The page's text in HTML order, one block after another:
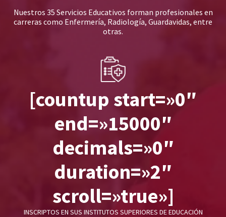
Nuestros 35 Servicios Educativos forman profesionales en
carreras como Enfermería, Radiología, Guardavidas, entre
otras.
[countup start=»0″
end=»15000″
decimals=»0″
duration=»2″
scroll=»true»]
INSCRIPTOS EN SUS INSTITUTOS SUPERIORES DE EDUCACIÓN